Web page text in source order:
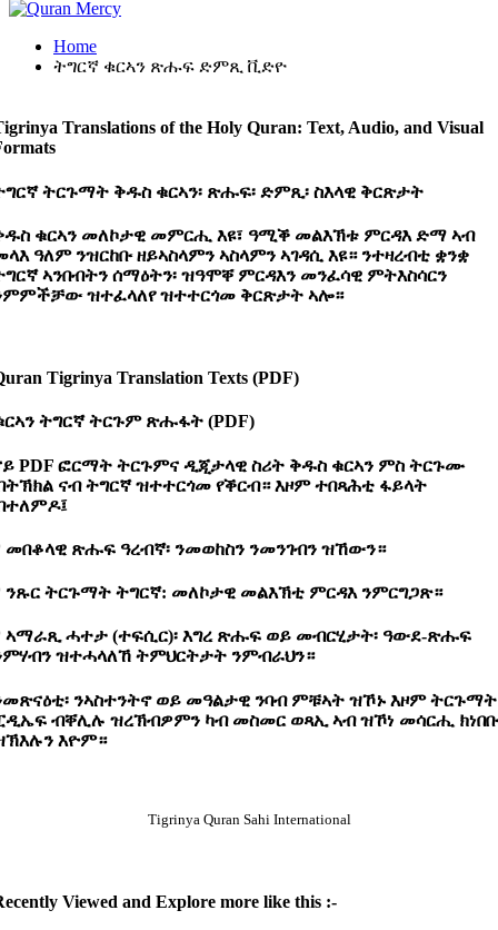
Home
ትግርኛ ቁርኣን ጽሑፍ ድምጺ ቪድዮ
Translations of the Holy Quran: Text, Audio, and Visual
ትርጉማት ቅዱስ ቁርኣን፡ ጽሑፍ፡ ድምጺ፡ ስእላዊ ቅርጽታት
ቁርኣን መለኮታዊ መምርሒ እዩ፣ ዓሚቕ መልእኽቱ ምርዳእ ድማ ኣብ
ዓለም ንዝርከቡ ዘይኣስላምን ኣስላምን ኣገዳሲ እዩ። ንተዛረብቲ ቋንቋ
ኣንበብትን ሰማዕትን፡ ዝዓሞቐ ምርዳእን መንፈሳዊ ምትእስሳርን
ዝተፈላለየ ዝተተርጎመ ቅርጽታት ኣሎ።
Tigrinya Translation Texts (PDF)
ትግርኛትርጉም ጽሑፋት (PDF)
PDF ፎርማት ትርጉምና ዲጂታላዊ ስሪት ቅዱስ ቁርኣን ምስ ትርጉሙ
ናብ ትግርኛ ዝተተርጎመ የቕርብ። እዞም ተበጻሕቲ ፋይላት
መበቆላዊ ጽሑፍ ዓረብኛ፡ ንመወከስን ንመንገብን ዝኸውን።
ንጹር ትርጉማት ትግርኛ: መለኮታዊ መልእኽቲ ምርዳእ ንምርግጋጽ።
ኣማራጺ ሓተታ (ተፍሲር)፡ እግረ ጽሑፍ ወይ መብርሂታት፡ ዓውደ-ጽሑፍ
ዝተሓላለኸ ትምህርትታት ንምብራህን።
ንኣስተንትኖ ወይ መዓልታዊ ንባብ ምቹኣት ዝኾኑ እዞም ትርጉማት
ብቐሊሉ ዝረኽብዎምን ካብ መስመር ወጻኢ ኣብ ዝኾነ መሳርሒ ክነበቡ
እዮም።
Tigrinya Quran Sahi International
Viewed and Explore more like this :-